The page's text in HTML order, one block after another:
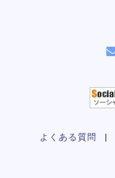
よくある質問 |